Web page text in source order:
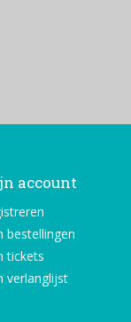
account
bestellingen
tickets
verlanglijst